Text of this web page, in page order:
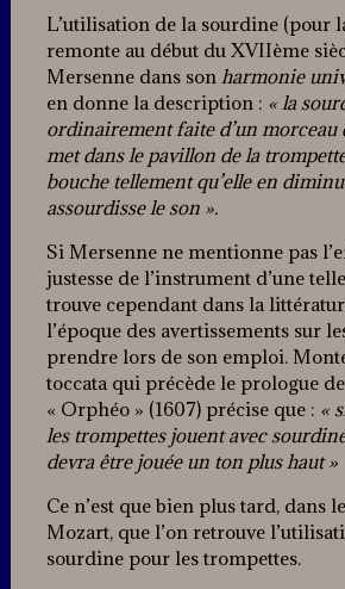
L’utilisation de la sourdine (pour
remonte au début du XVIIème
Mersenne dans son harmonie
en donne la description : « la
ordinairement faite d’un morceau
met dans le pavillon de la
bouche tellement qu’elle en
assourdisse le son ».
Si Mersenne ne mentionne pas
justesse de l’instrument d’une
trouve cependant dans la
l’époque des avertissements sur
prendre lors de son emploi.
toccata qui précède le prologue
« Orphéo » (1607) précise que : «
les trompettes jouent avec
devra être jouée un ton plus haut »
Ce n’est que bien plus tard, dans
Mozart, que l’on retrouve
sourdine pour les trompettes.